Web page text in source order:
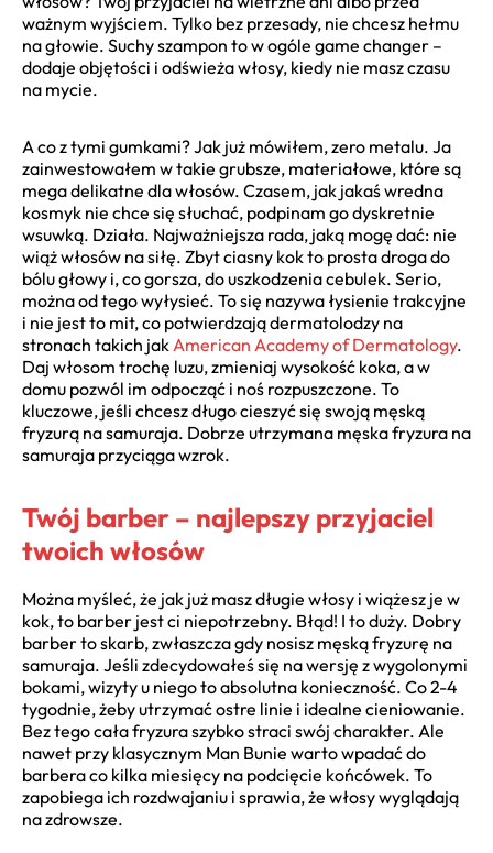
ważnym wyjściem. Tylko bez przesady, nie chcesz hełmu
na głowie. Suchy szampon to w ogóle game changer –
dodaje objętości i odświeża włosy, kiedy nie masz czasu
na mycie.
A co z tymi gumkami? Jak już mówiłem, zero metalu. Ja
zainwestowałem w takie grubsze, materiałowe, które są
mega delikatne dla włosów. Czasem, jak jakaś wredna
kosmyk nie chce się słuchać, podpinam go dyskretnie
wsuwką. Działa. Najważniejsza rada, jaką mogę dać: nie
wiąż włosów na siłę. Zbyt ciasny kok to prosta droga do
bólu głowy i, co gorsza, do uszkodzenia cebulek. Serio,
można od tego wyłysieć. To się nazywa łysienie trakcyjne
i nie jest to mit, co potwierdzają dermatolodzy na
stronach takich jak American Academy of Dermatology.
Daj włosom trochę luzu, zmieniaj wysokość koka, a w
domu pozwól im odpocząć i noś rozpuszczone. To
kluczowe, jeśli chcesz długo cieszyć się swoją męską
fryzurą na samuraja. Dobrze utrzymana męska fryzura na
samuraja przyciąga wzrok.
Twój barber – najlepszy przyjaciel
twoich włosów
Można myśleć, że jak już masz długie włosy i wiążesz je w
kok, to barber jest ci niepotrzebny. Błąd! I to duży. Dobry
barber to skarb, zwłaszcza gdy nosisz męską fryzurę na
samuraja. Jeśli zdecydowałeś się na wersję z wygolonymi
bokami, wizyty u niego to absolutna konieczność. Co 2-4
tygodnie, żeby utrzymać ostre linie i idealne cieniowanie.
Bez tego cała fryzura szybko straci swój charakter. Ale
nawet przy klasycznym Man Bunie warto wpadać do
barbera co kilka miesięcy na podcięcie końcówek. To
zapobiega ich rozdwajaniu i sprawia, że włosy wyglądają
na zdrowsze.